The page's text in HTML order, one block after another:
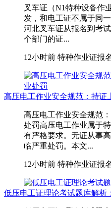
叉车证（N1特种设备作
发，和电工证不属于同
河北叉车证从报名到考
个部门的证...
12小时前 特种作业证报
高压电工作业安全规范：持证
高压电工作业安全规范
处罚高压电工作业属于
有严格要求。无证从事
临严重处罚。本文...
12小时前 特种作业证报
低压电工证理论考试题库解析